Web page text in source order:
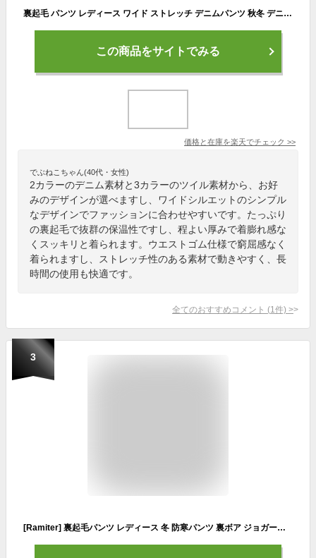
裏起毛 パンツ レディース ワイド ストレッチ デニムパンツ 秋冬 デニム ツイル 裏起毛パンツ ボトム ズボン 伸縮性 防寒パンツ 暖 無地 おしゃれ シンプル ゴム ウエスト M L ブラック 黒 カーキ チャコール ユーズドブラック
この商品をサイトでみる
価格と在庫を楽天でチェック >>
でぶねこちゃん(40代・女性)
2カラーのデニム素材と3カラーのツイル素材から、お好
みのデザインが選べますし、ワイドシルエットのシンプル
なデザインでファッションに合わせやすいです。たっぷり
の裏起毛で抜群の保温性ですし、程よい厚みで着膨れ感な
くスッキリと着られます。ウエストゴム仕様で窮屈感なく
着られますし、ストレッチ性のある素材で動きやすく、長
時間の使用も快適です。
全てのおすすめコメント (1 件) >
3
[Ramiter] 裏起毛パンツ レディース 冬 防寒パンツ 裏ボア ジョガーパンツ スウェットパンツ 厚手 ウエストゴム ルームウエア イージーパンツ 裏ボア付きカジュアルズボン 極暖 暖かい 裏ボアスラックス カジュアル 大きいサイズ 秋冬 通勤 通学